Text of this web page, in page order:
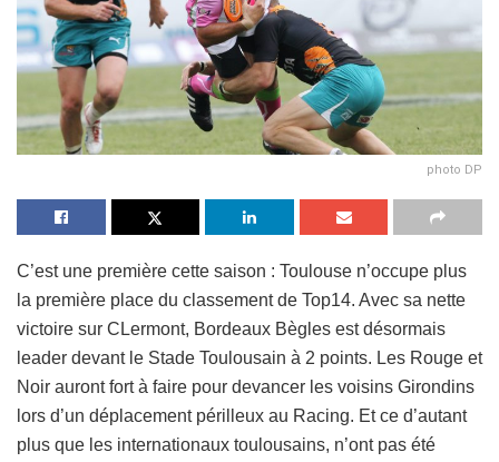
photo DP
C’est une première cette saison : Toulouse n’occupe plus
la première place du classement de Top14. Avec sa nette
victoire sur CLermont, Bordeaux Bègles est désormais
leader devant le Stade Toulousain à 2 points. Les Rouge et
Noir auront fort à faire pour devancer les voisins Girondins
lors d’un déplacement périlleux au Racing. Et ce d’autant
plus que les internationaux toulousains, n’ont pas été